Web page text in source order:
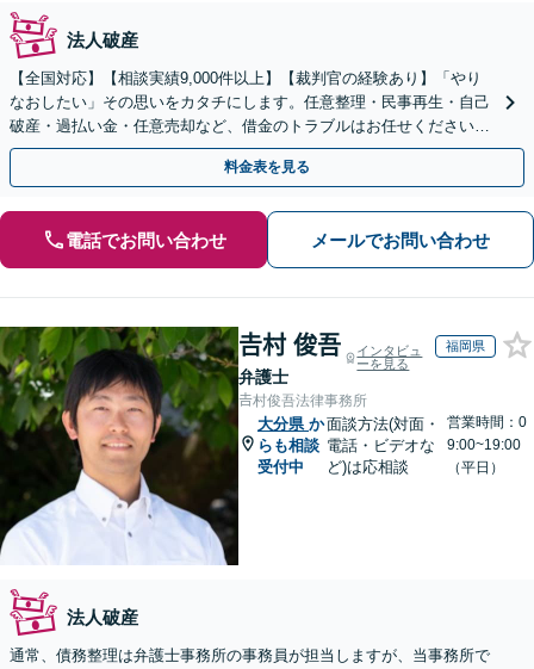
法人破産
【全国対応】【相談実績9,000件以上】【裁判官の経験あり】「やり
なおしたい」その思いをカタチにします。任意整理・民事再生・自己
破産・過払い金・任意売却など、借金のトラブルはお任せください。
【初回相談無料】【全国対応可能】
料金表を見る
電話でお問い合わせ メールでお問い合わせ
𠮷村 俊吾
弁護士
インタビュ
ーを見る
福岡県
𠮷村俊吾法律事務所
大分県 か
らも相談
受付中
面談方法(対面・
電話・ビデオな
ど)は応相談
営業時間：0
9:00~19:00
（平日）
法人破産
通常、債務整理は弁護士事務所の事務員が担当しますが、当事務所で